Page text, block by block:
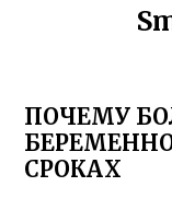
ПОЧЕМУ
СРОКАХ